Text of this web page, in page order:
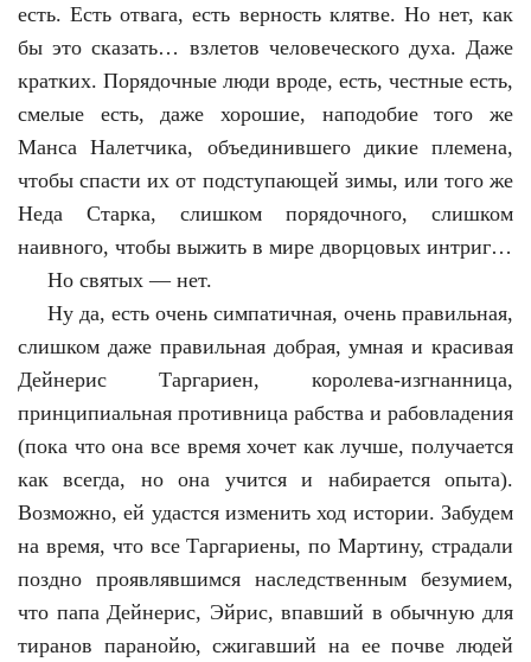
есть. Есть отвага, есть верность клятве. Но нет, как
бы это сказать… взлетов человеческого духа. Даже
кратких. Порядочные люди вроде, есть, честные есть,
смелые есть, даже хорошие, наподобие того же
Манса Налетчика, объединившего дикие племена,
чтобы спасти их от подступающей зимы, или того же
Неда Старка, слишком порядочного, слишком
наивного, чтобы выжить в мире дворцовых интриг…
Но святых — нет.
Ну да, есть очень симпатичная, очень правильная,
слишком даже правильная добрая, умная и красивая
Дейнерис Таргариен, королева-изгнанница,
принципиальная противница рабства и рабовладения
(пока что она все время хочет как лучше, получается
как всегда, но она учится и набирается опыта).
Возможно, ей удастся изменить ход истории. Забудем
на время, что все Таргариены, по Мартину, страдали
поздно проявлявшимся наследственным безумием,
что папа Дейнерис, Эйрис, впавший в обычную для
тиранов паранойю, сжигавший на ее почве людей